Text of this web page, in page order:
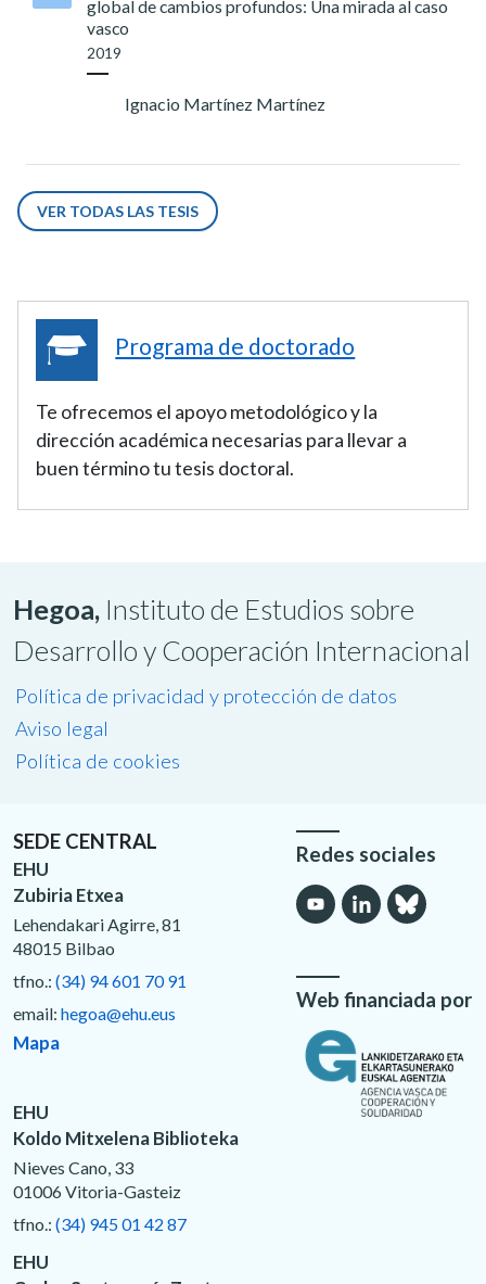
global de cambios profundos: Una mirada al caso
vasco
2019
Ignacio Martínez Martínez
VER TODAS LAS TESIS
Programa de doctorado
Te ofrecemos el apoyo metodológico y la
dirección académica necesarias para llevar a
buen término tu tesis doctoral.
Hegoa, Instituto de Estudios sobre
Desarrollo y Cooperación Internacional
Política de privacidad y protección de datos
Aviso legal
Política de cookies
SEDE CENTRAL
EHU
Zubiria Etxea
Lehendakari Agirre, 81
48015 Bilbao
tfno.: (34) 94 601 70 91
email: hegoa@ehu.eus
Mapa
EHU
Koldo Mitxelena Biblioteka
Nieves Cano, 33
01006 Vitoria-Gasteiz
tfno.: (34) 945 01 42 87
EHU
Redes sociales
Web financiada por